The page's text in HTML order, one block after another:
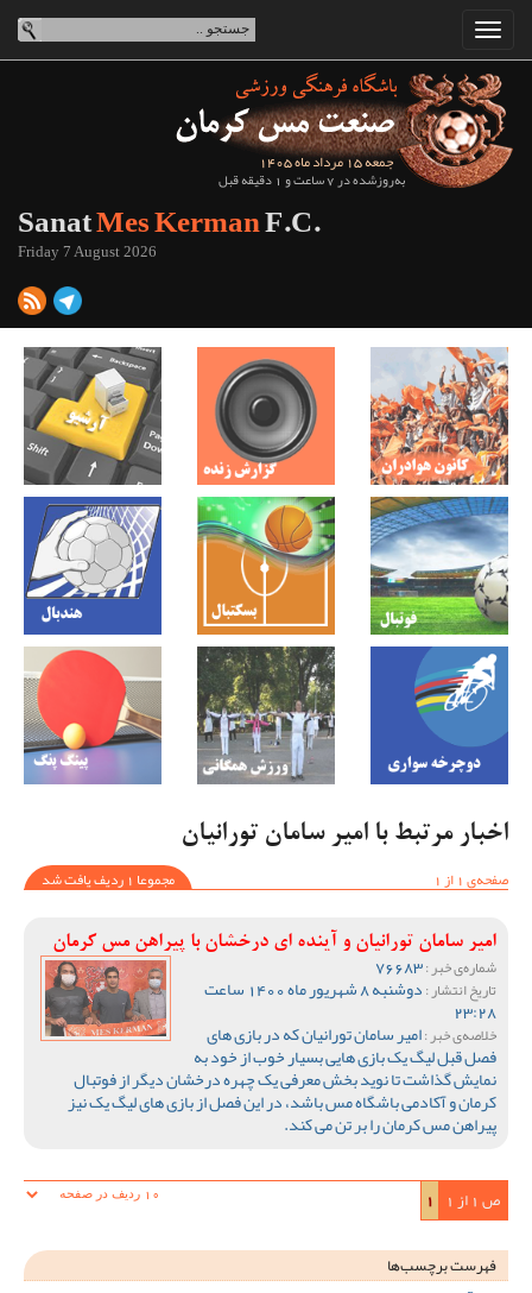
جمعه 15 مرداد ماه 1405
به‌روزشده در 7 ساعت و 1 دقیقه قبل
SanatMes KermanF.C.
Friday 7 August 2026
اخبار مرتبط با امیر سامان تورانیان
صفحه‌ی 1 از 1
مجموعا 1 ردیف یافت شد
امیر سامان تورانیان و آینده ای درخشان با پیراهن مس کرمان
شماره‌ی خبر :
تاریخ انتشار : دوشنبه 8 شهریور ماه 1400 ساعت
23:28
خلاصه‌ی خبر :امیر سامان تورانیان که در بازی های
فصل قبل لیگ یک بازی هایی بسیار خوب از خود به
نمایش گذاشت تا نوید بخش معرفی یک چهره درخشان دیگر از فوتبال
کرمان و آکادمی باشگاه مس باشد، در این فصل از بازی های لیگ یک نیز
پیراهن مس کرمان را بر تن می کند.
ص 1 از 1 1
فهرست برچسب‌ها